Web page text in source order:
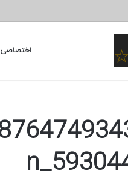
اختصاصی